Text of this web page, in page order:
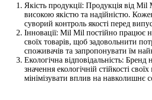
Якість продукції: Продукція від
високою якістю та надійністю.
суворий контроль якості перед
Інновації: Mil Mil постійно працює
своїх товарів, щоб задовольнити
споживачів та запропонувати їм
Екологічна відповідальність: Бренд
значення екологічній стійкості
мінімізувати вплив на навколишнє